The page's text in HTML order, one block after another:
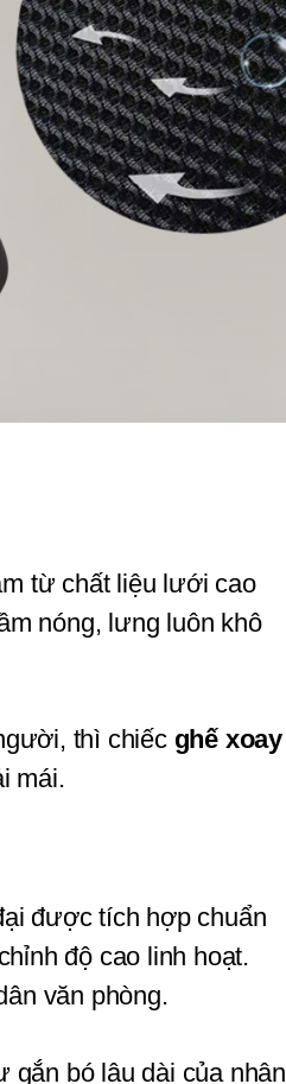
từ chất liệu lưới cao
nóng, lưng luôn khô
thì chiếc ghế xoay
mái.
độ cao linh hoạt.
văn phòng.
bó lâu dài của nhân